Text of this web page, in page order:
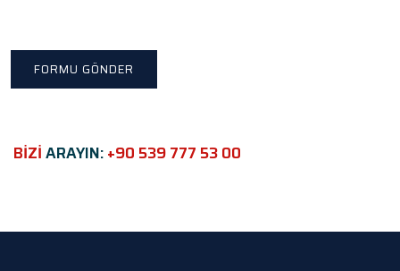
h
s
e
l
p
BİZİARAYIN:+90 539 777 53 00